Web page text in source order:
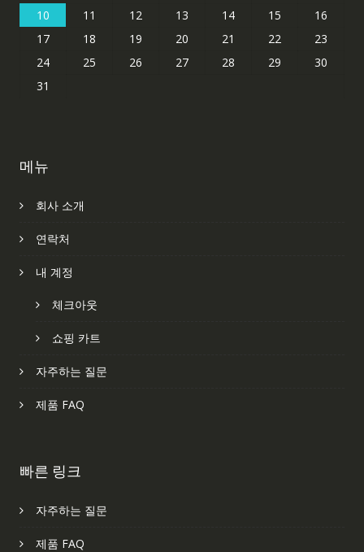
10
11 12 13 14 15
16
17
18 19 20 21 22
23
24
25 26 27 28 29
30
31
메뉴
회사 소개
연락처
내 계정
체크아웃
쇼핑 카트
자주하는 질문
제품 FAQ
빠른 링크
자주하는 질문
제품 FAQ